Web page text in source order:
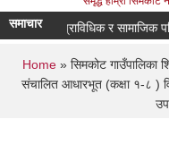
समाचार
You are here
Home » सिमकोट गाउँपालिका
संचालित आधारभूत (कक्षा १-८ )